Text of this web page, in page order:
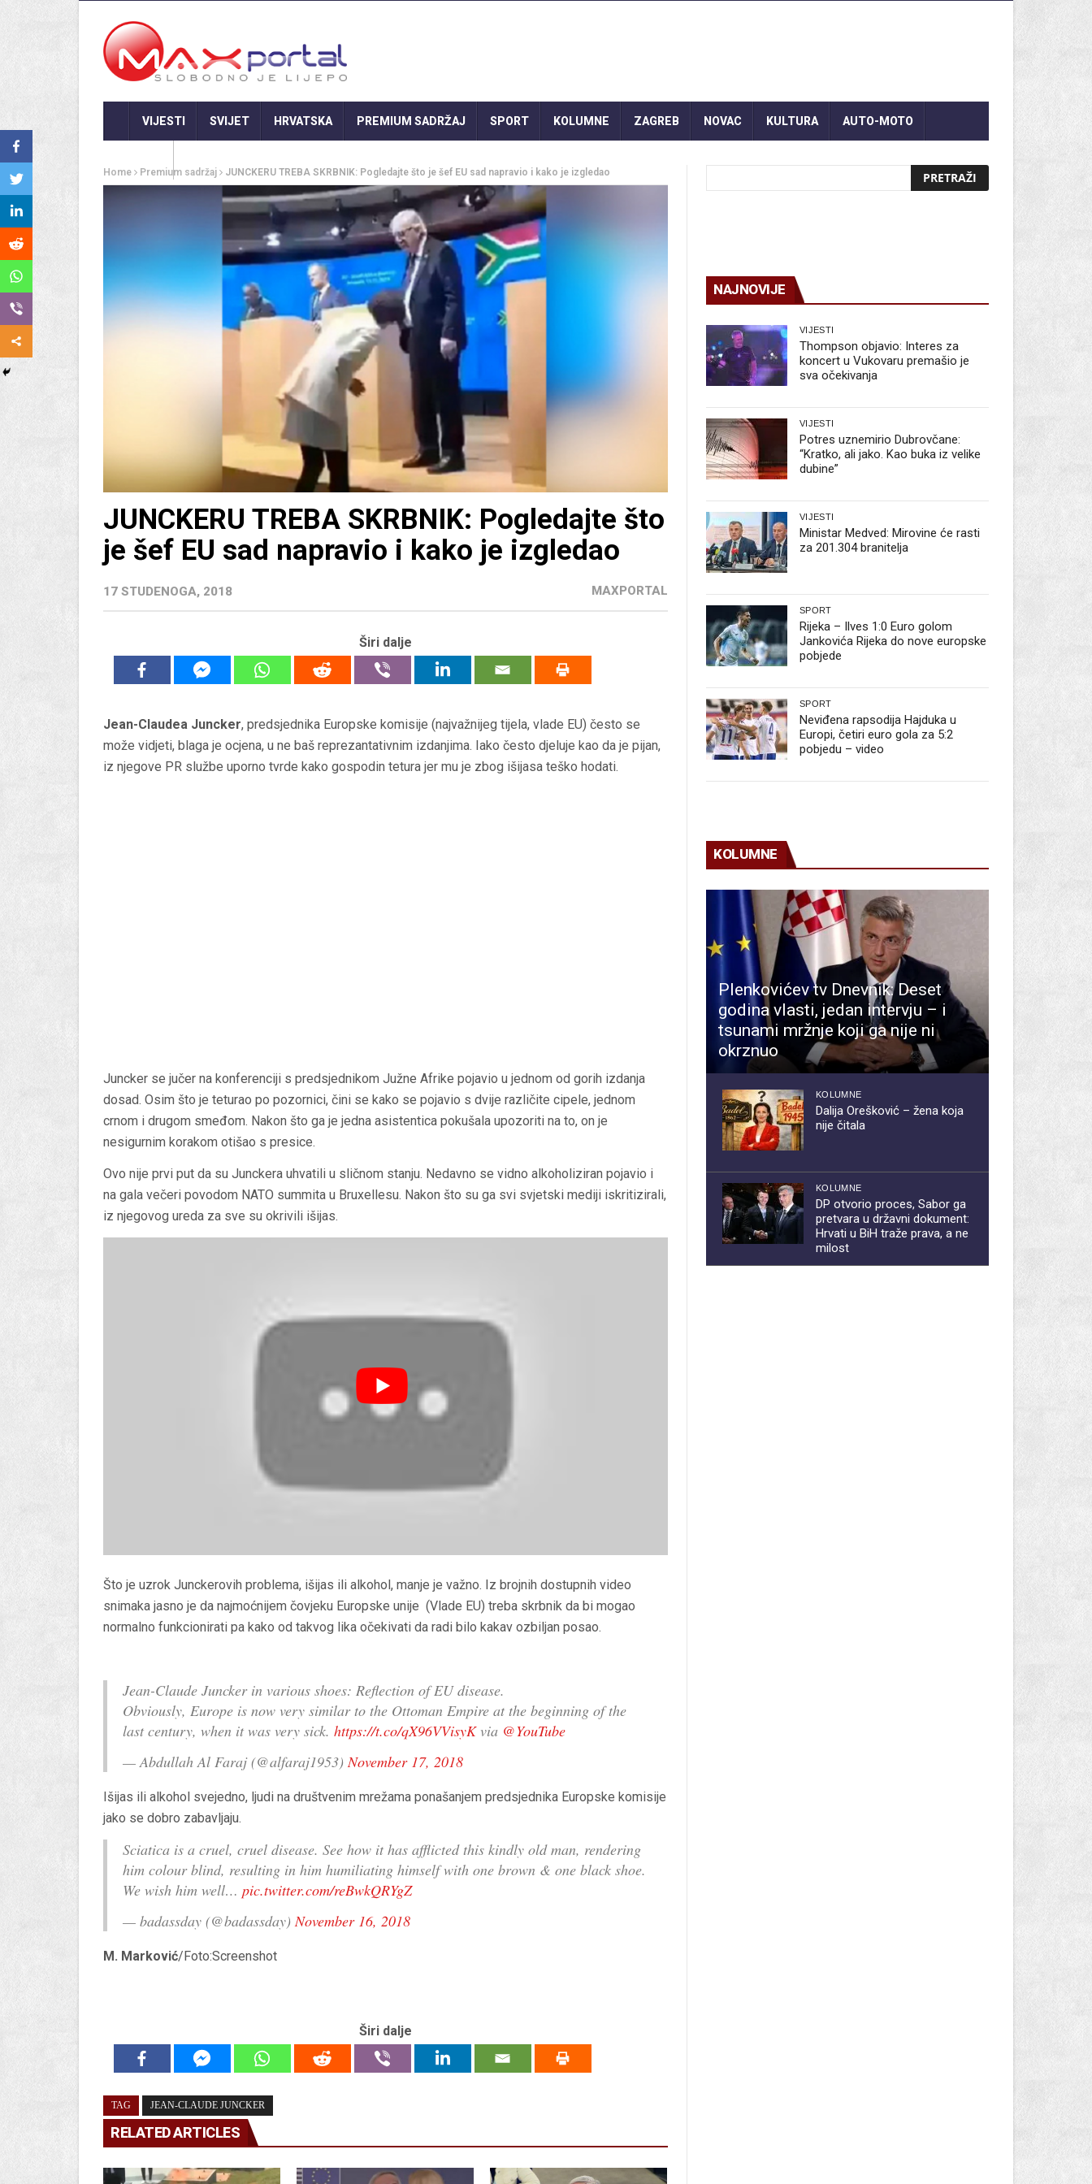
VIJESTI SVIJET HRVATSKA PREMIUM SADRŽAJ SPORT KOLUMNE ZAGREB NOVAC KULTURA AUTO-MOTO
Home Premium sadržaj JUNCKERU TREBA SKRBNIK: Pogledajte što je šef EU sad napravio i kako je izgledao
JUNCKERU TREBA SKRBNIK: Pogledajte što
je šef EU sad napravio i kako je izgledao
17 STUDENOGA, 2018 MAXPORTAL
Širi dalje
Jean-Claudea Juncker, predsjednika Europske komisije (najvažnijeg tijela, vlade EU) često se
može vidjeti, blaga je ocjena, u ne baš reprezantativnim izdanjima. Iako često djeluje kao da je pijan,
iz njegove PR službe uporno tvrde kako gospodin tetura jer mu je zbog išijasa teško hodati.
Juncker se jučer na konferenciji s predsjednikom Južne Afrike pojavio u jednom od gorih izdanja
dosad. Osim što je teturao po pozornici, čini se kako se pojavio s dvije različite cipele, jednom
crnom i drugom smeđom. Nakon što ga je jedna asistentica pokušala upozoriti na to, on je
nesigurnim korakom otišao s presice.
Ovo nije prvi put da su Junckera uhvatili u sličnom stanju. Nedavno se vidno alkoholiziran pojavio i
na gala večeri povodom NATO summita u Bruxellesu. Nakon što su ga svi svjetski mediji iskritizirali,
iz njegovog ureda za sve su okrivili išijas.
Što je uzrok Junckerovih problema, išijas ili alkohol, manje je važno. Iz brojnih dostupnih video
snimaka jasno je da najmoćnijem čovjeku Europske unije (Vlade EU) treba skrbnik da bi mogao
normalno funkcionirati pa kako od takvog lika očekivati da radi bilo kakav ozbiljan posao.
Jean-Claude Juncker in various shoes: Reflection of EU disease.
Obviously, Europe is now very similar to the Ottoman Empire at the beginning of the
last century, when it was very sick. https://t.co/qX96VVisyKvia @YouTube
— Abdullah Al Faraj (@alfaraj1953)November 17, 2018
Išijas ili alkohol svejedno, ljudi na društvenim mrežama ponašanjem predsjednika Europske komisije
jako se dobro zabavljaju.
Sciatica is a cruel, cruel disease. See how it has afflicted this kindly old man, rendering
him colour blind, resulting in him humiliating himself with one brown & one black shoe.
We wish him well… pic.twitter.com/reBwkQRYgZ
— badassday (@badassday)November 16, 2018
M. Marković/Foto:Screenshot
Širi dalje
TAG JEAN-CLAUDE JUNCKER
RELATED ARTICLES
NAJNOVIJE
VIJESTI
Thompson objavio: Interes za
koncert u Vukovaru premašio je
sva očekivanja
VIJESTI
Potres uznemirio Dubrovčane:
“Kratko, ali jako. Kao buka iz velike
dubine”
VIJESTI
Ministar Medved: Mirovine će rasti
za 201.304 branitelja
SPORT
Rijeka – Ilves 1:0 Euro golom
Jankovića Rijeka do nove europske
pobjede
SPORT
Neviđena rapsodija Hajduka u
Europi, četiri euro gola za 5:2
pobjedu – video
KOLUMNE
Plenkovićev tv Dnevnik: Deset
godina vlasti, jedan intervju – i
tsunami mržnje koji ga nije ni
okrznuo
KOLUMNE
Dalija Orešković – žena koja
nije čitala
KOLUMNE
DP otvorio proces, Sabor ga
pretvara u državni dokument:
Hrvati u BiH traže prava, a ne
milost